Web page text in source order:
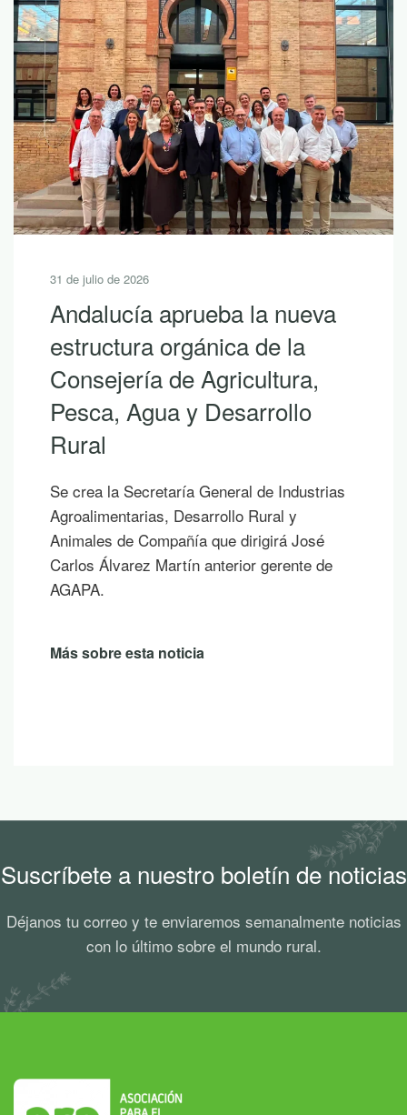
31 de julio de 2026
Andalucía aprueba la nueva
estructura orgánica de la
Consejería de Agricultura,
Pesca, Agua y Desarrollo
Rural
Se crea la Secretaría General de Industrias
Agroalimentarias, Desarrollo Rural y
Animales de Compañía que dirigirá José
Carlos Álvarez Martín anterior gerente de
AGAPA.
Más sobre esta noticia
Suscríbete a nuestro boletín de noticias
Déjanos tu correo y te enviaremos semanalmente noticias
con lo último sobre el mundo rural.